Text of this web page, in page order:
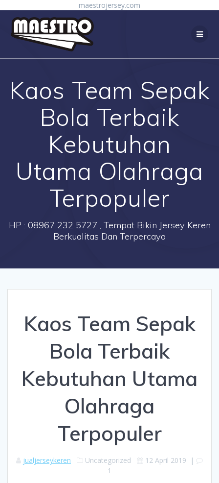
maestrojersey.com
Kaos Team Sepak
Bola Terbaik
Kebutuhan
Utama Olahraga
Terpopuler
HP : 08967 232 5727 , Tempat Bikin Jersey Keren
Berkualitas Dan Terpercaya
Kaos Team Sepak
Bola Terbaik
Kebutuhan Utama
Olahraga
Terpopuler
jualjerseykeren Uncategorized 12 April 2019 |
1